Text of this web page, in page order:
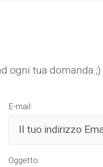
ogni tua domanda ;)
E-mail:
Oggetto: